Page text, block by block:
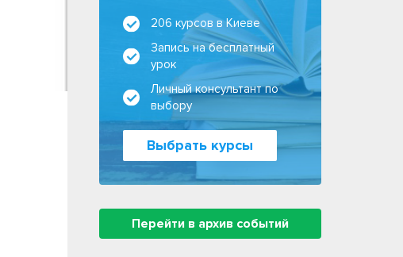
206 курсов в Киеве
Запись на бесплатный
урок
Личный консультант по
выбору
Выбрать курсы
Перейти в архив событий